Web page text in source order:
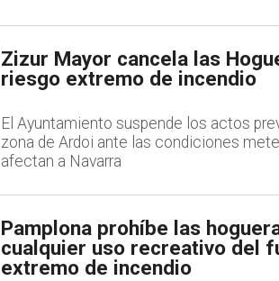
Zizur Mayor cancela las
riesgo extremo de incendio
El Ayuntamiento suspende los actos
zona de Ardoi ante las condiciones
afectan a Navarra
Pamplona prohíbe las
cualquier uso recreativo del
extremo de incendio